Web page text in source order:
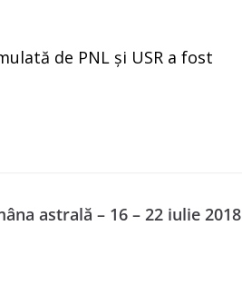
de PNL şi USR a fost
astrală – 16 – 22 iulie 2018